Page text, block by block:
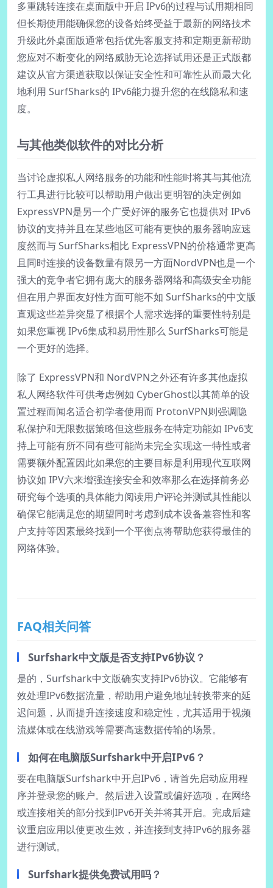
多重跳转连接在桌面版中开启 IPv6的过程与试用期相同
但长期使用能确保您的设备始终受益于最新的网络技术
升级此外桌面版通常包括优先客服支持和定期更新帮助
您应对不断变化的网络威胁无论选择试用还是正式版都
建议从官方渠道获取以保证安全性和可靠性从而最大化
地利用 SurfSharks的 IPv6能力提升您的在线隐私和速
度。
与其他类似软件的对比分析
当讨论虚拟私人网络服务的功能和性能时将其与其他流
行工具进行比较可以帮助用户做出更明智的决定例如
ExpressVPN是另一个广受好评的服务它也提供对 IPv6
协议的支持并且在某些地区可能有更快的服务器响应速
度然而与 SurfSharks相比 ExpressVPN的价格通常更高
且同时连接的设备数量有限另一方面NordVPN也是一个
强大的竞争者它拥有庞大的服务器网络和高级安全功能
但在用户界面友好性方面可能不如 SurfSharks的中文版
直观这些差异突显了根据个人需求选择的重要性特别是
如果您重视 IPv6集成和易用性那么 SurfSharks可能是
一个更好的选择。
除了 ExpressVPN和 NordVPN之外还有许多其他虚拟
私人网络软件可供考虑例如 CyberGhost以其简单的设
置过程而闻名适合初学者使用而 ProtonVPN则强调隐
私保护和无限数据策略但这些服务在特定功能如 IPv6支
持上可能有所不同有些可能尚未完全实现这一特性或者
需要额外配置因此如果您的主要目标是利用现代互联网
协议如 IPV六来增强连接安全和效率那么在选择前务必
研究每个选项的具体能力阅读用户评论并测试其性能以
确保它能满足您的期望同时考虑到成本设备兼容性和客
户支持等因素最终找到一个平衡点将帮助您获得最佳的
网络体验。
FAQ相关问答
Surfshark中文版是否支持IPv6协议？
是的，Surfshark中文版确实支持IPv6协议。它能够有
效处理IPv6数据流量，帮助用户避免地址转换带来的延
迟问题，从而提升连接速度和稳定性，尤其适用于视频
流媒体或在线游戏等需要高速数据传输的场景。
如何在电脑版Surfshark中开启IPv6？
要在电脑版Surfshark中开启IPv6，请首先启动应用程
序并登录您的账户。然后进入设置或偏好选项，在网络
或连接相关的部分找到IPv6开关并将其开启。完成后建
议重启应用以使更改生效，并连接到支持IPv6的服务器
进行测试。
Surfshark提供免费试用吗？